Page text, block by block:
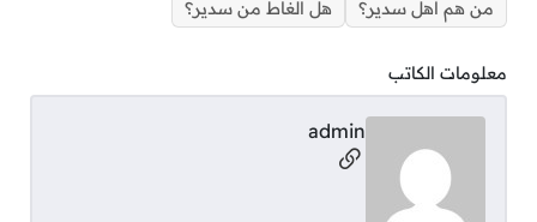
من هم أهل سدير؟
هل الغاط من سدير؟
معلومات الكاتب
admin
مواقع التواصل